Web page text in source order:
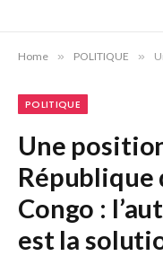
Home » POLITIQUE »
POLITIQUE
Une
République
Congo :
est la